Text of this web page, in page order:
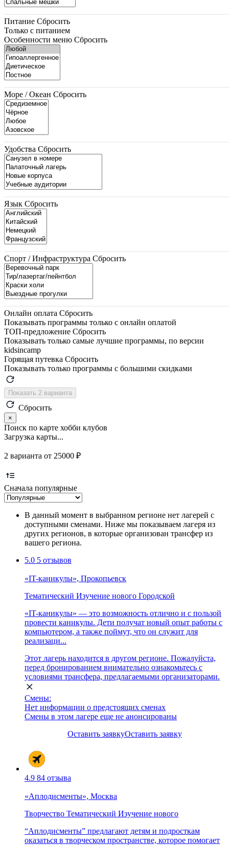
Питание Сбросить
Только с питанием
Особенности меню Сбросить
Море / Океан Сбросить
Удобства Сбросить
Язык Сбросить
Спорт / Инфраструктура Сбросить
Онлайн оплата Сбросить
Показывать программы только с онлайн оплатой
ТОП-предложение Сбросить
Показывать только самые лучшие программы, по версии
kidsincamp
Горящая путевка Сбросить
Показывать только программы с большими скидками
Показать 2 варианта
Сбросить
×
Поиск по карте хобби клубов
Загрузка карты...
2 варианта от 25000 ₽
Сначала популярные
В данный момент в выбранном регионе нет лагерей с
доступными сменами. Ниже мы показываем лагеря из
других регионов, в которые организован трансфер из
вашего региона.
5.0 5 отзывов
«IT-каникулы», Прокопьевск
Тематический Изучение нового Городской
«IT-каникулы» — это возможность отлично и с пользой
провести каникулы. Дети получат новый опыт работы с
компьютером, а также поймут, что он служит для
реализаци...
Этот лагерь находится в другом регионе. Пожалуйста,
перед бронированием внимательно ознакомьтесь с
условиями трансфера, предлагаемыми организаторами.
Смены:
Нет информации о предстоящих сменах
Смены в этом лагере еще не анонсированы
Оставить заявкуОставить заявку
4.9 84 отзыва
«Аплодисменты», Москва
Творчество Тематический Изучение нового
“Аплодисменты” предлагают детям и подросткам
оказаться в творческом пространстве, которое помогает